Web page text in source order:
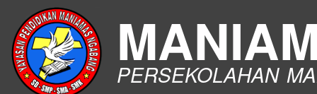
PERSEKOLAHAN